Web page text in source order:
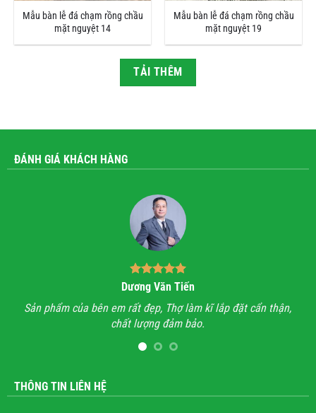
Mẫu bàn lễ đá chạm rồng chầu
mặt nguyệt 14
Mẫu bàn lễ đá chạm rồng chầu
mặt nguyệt 19
TẢI THÊM
ĐÁNH GIÁ KHÁCH HÀNG
Bùi Quốc Trung
Anh đã đi xem rất nhiều những công trình lăng mộ đá, hầu
hết mọi công trình không thấy sự sắc sảo, tinh tế, họ chỉ làm
lăng mộ đá cho có, không quan tâm đến thẩm mỹ và chất
lượng.